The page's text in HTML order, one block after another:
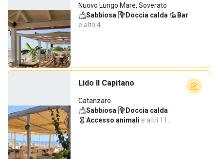
Nuovo Lungo Mare, Soverato
Sabbiosa· Doccia calda· Bar·
e altri 4…
Lido Il Capitano
Catanzaro
Sabbiosa· Doccia calda·
Accesso animali·e altri 11…